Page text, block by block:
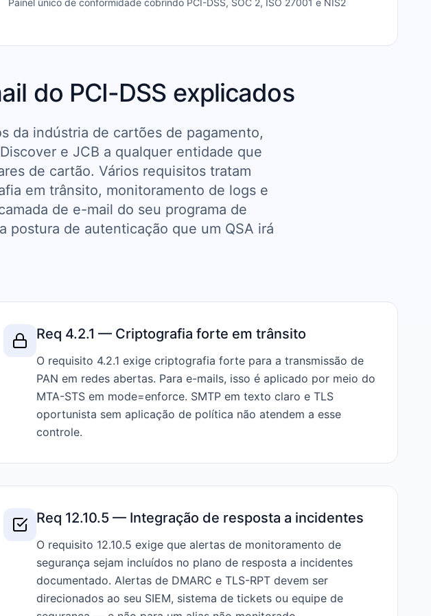
Painel único de conformidade cobrindo PCI-DSS, SOC 2, ISO 27001 e NIS2
do PCI-DSS explicados
da indústria de cartões de pagamento,
e JCB a qualquer entidade que
de cartão. Vários requisitos tratam
em trânsito, monitoramento de logs e
de e-mail do seu programa de
postura de autenticação que um QSA irá
Req 4.2.1 — Criptografia forte em trânsito
O requisito 4.2.1 exige criptografia forte para a transmissão de
PAN em redes abertas. Para e-mails, isso é aplicado por meio do
MTA-STS em mode=enforce. SMTP em texto claro e TLS
oportunista sem aplicação de política não atendem a esse
controle.
Req 12.10.5 — Integração de resposta a incidentes
O requisito 12.10.5 exige que alertas de monitoramento de
segurança sejam incluídos no plano de resposta a incidentes
documentado. Alertas de DMARC e TLS-RPT devem ser
direcionados ao seu SIEM, sistema de tickets ou equipe de